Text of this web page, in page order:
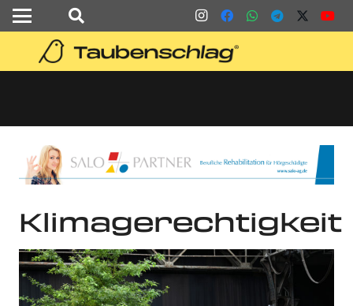
Klimagerechtigkeit